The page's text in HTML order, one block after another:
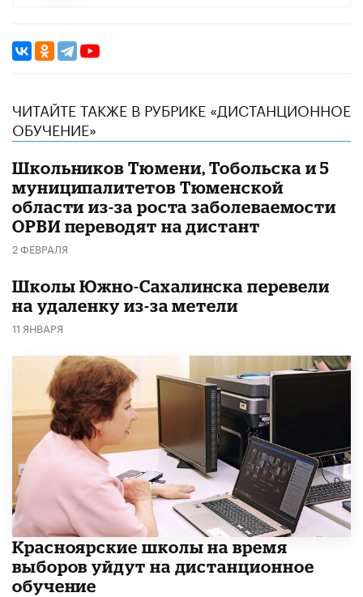
ЧИТАЙТЕ ТАКЖЕ В РУБРИКЕ «ДИСТАНЦИОННОЕ
ОБУЧЕНИЕ»
Школьников Тюмени, Тобольска и 5
муниципалитетов Тюменской
области из-за роста заболеваемости
ОРВИ переводят на дистант
2 ФЕВРАЛЯ
Школы Южно-Сахалинска перевели
на удаленку из-за метели
11 ЯНВАРЯ
Красноярские школы на время
выборов уйдут на дистанционное
обучение